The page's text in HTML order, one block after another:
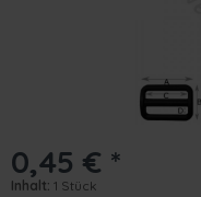
0,45 € *
Inhalt: 1 Stück